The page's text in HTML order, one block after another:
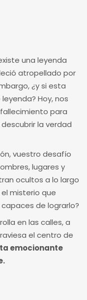
una leyenda
atropellado por
¿y si esta
Hoy, nos
para
la verdad
vuestro desafío
lugares y
ocultos a lo largo
misterio que
de lograrlo?
en las calles, a
el centro de
emocionante